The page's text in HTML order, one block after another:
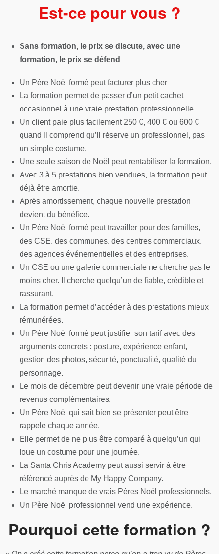
Est-ce pour vous ?
Sans formation, le prix se discute, avec une
formation, le prix se défend
Un Père Noël formé peut facturer plus cher
La formation permet de passer d’un petit cachet
occasionnel à une vraie prestation professionnelle.
Un client paie plus facilement 250 €, 400 € ou 600 €
quand il comprend qu’il réserve un professionnel, pas
un simple costume.
Une seule saison de Noël peut rentabiliser la formation.
Avec 3 à 5 prestations bien vendues, la formation peut
déjà être amortie.
Après amortissement, chaque nouvelle prestation
devient du bénéfice.
Un Père Noël formé peut travailler pour des familles,
des CSE, des communes, des centres commerciaux,
des agences événementielles et des entreprises.
Un CSE ou une galerie commerciale ne cherche pas le
moins cher. Il cherche quelqu’un de fiable, crédible et
rassurant.
La formation permet d’accéder à des prestations mieux
rémunérées.
Un Père Noël formé peut justifier son tarif avec des
arguments concrets : posture, expérience enfant,
gestion des photos, sécurité, ponctualité, qualité du
personnage.
Le mois de décembre peut devenir une vraie période de
revenus complémentaires.
Un Père Noël qui sait bien se présenter peut être
rappelé chaque année.
Elle permet de ne plus être comparé à quelqu’un qui
loue un costume pour une journée.
La Santa Chris Academy peut aussi servir à être
référencé auprès de My Happy Company.
Le marché manque de vrais Pères Noël professionnels.
Un Père Noël professionnel vend une expérience.
Pourquoi cette formation ?